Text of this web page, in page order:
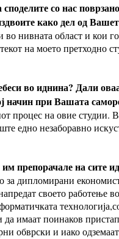
со нас
како дел од
во нивната област и кои
на моето претходно
во иднина? Дали
начин при Вашата
процес на овие студии.
едно незаборавно
препорачале на сите
за дипломирани
своето работење
имаат поинаков
обврски и иако